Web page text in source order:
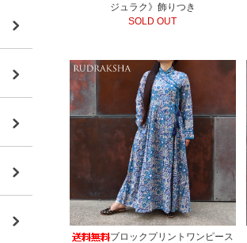
ジュラク》飾りつき
SOLD OUT
ブロックプリントワンピース